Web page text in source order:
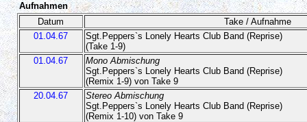
Aufnahmen
Datum
Take / Aufnahme
01.04.67
Sgt.Peppers`s Lonely Hearts Club Band (Reprise)
(Take 1-9)
01.04.67
Mono Abmischung
Sgt.Peppers`s Lonely Hearts Club Band (Reprise)
(Remix 1-9) von Take 9
20.04.67
Stereo Abmischung
Sgt.Peppers`s Lonely Hearts Club Band (Reprise)
(Remix 1-10) von Take 9